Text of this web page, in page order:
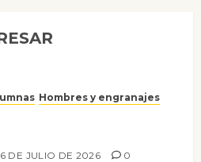
Hombres y engranajes
DE JULIO DE 2026 0